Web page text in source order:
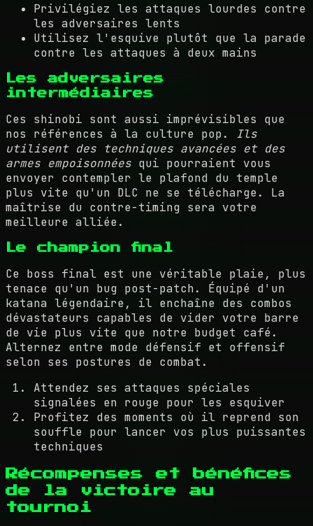
Privilégiez les attaques lourdes contre
les adversaires lents
Utilisez l'esquive plutôt que la parade
contre les attaques à deux mains
Les adversaires
intermédiaires
Ces shinobi sont aussi imprévisibles que
nos références à la culture pop. Ils
utilisent des techniques avancées et des
armes empoisonnées qui pourraient vous
envoyer contempler le plafond du temple
plus vite qu'un DLC ne se télécharge. La
maîtrise du contre-timing sera votre
meilleure alliée.
Le champion final
Ce boss final est une véritable plaie, plus
tenace qu'un bug post-patch. Équipé d'un
katana légendaire, il enchaîne des combos
dévastateurs capables de vider votre barre
de vie plus vite que notre budget café.
Alternez entre mode défensif et offensif
selon ses postures de combat.
Attendez ses attaques spéciales
signalées en rouge pour les esquiver
Profitez des moments où il reprend son
souffle pour lancer vos plus puissantes
techniques
Récompenses et bénéfices
de la victoire au
tournoi